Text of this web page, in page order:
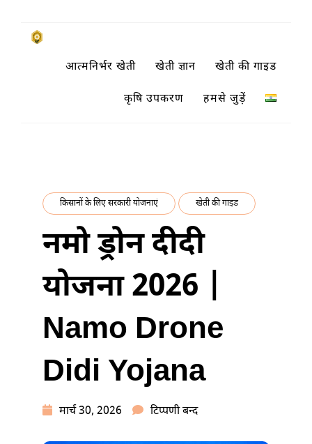
Skip
SUBSISTENCE FARMING
किसानों के साथ, किसानों के लिए
आत्मनिर्भर खेती खेती ज्ञान खेती की गाइड
कृषि उपकरण हमसे जुड़ें
किसानों के लिए सरकारी योजनाएं खेती की गाइड
नमो ड्रोन दीदी
योजना 2026 |
Namo Drone
Didi Yojana
मार्च 30, 2026 टिप्पणी बन्दनमो